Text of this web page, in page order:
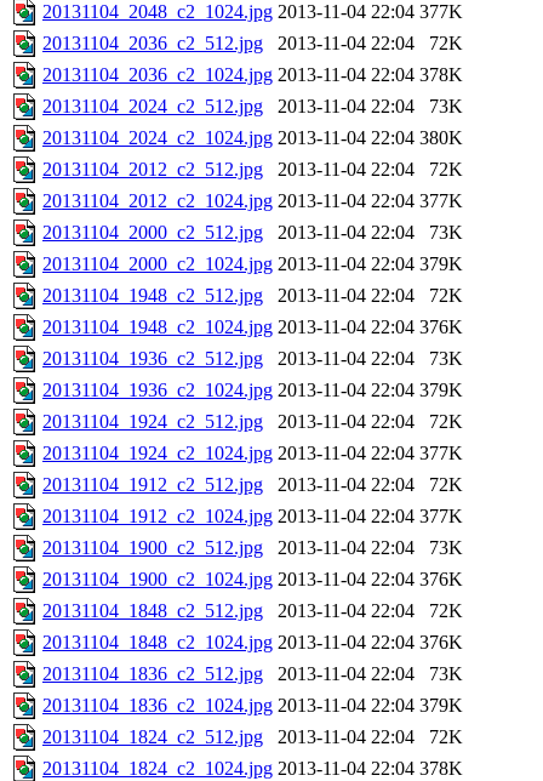
20131104_2048_c2_1024.jpg 2013-11-04 22:04 377K
20131104_2036_c2_512.jpg
2013-11-04 22:04
72K
20131104_2036_c2_1024.jpg 2013-11-04 22:04 378K
20131104_2024_c2_512.jpg
2013-11-04 22:04
73K
20131104_2024_c2_1024.jpg 2013-11-04 22:04 380K
20131104_2012_c2_512.jpg
2013-11-04 22:04
72K
20131104_2012_c2_1024.jpg 2013-11-04 22:04 377K
20131104_2000_c2_512.jpg
2013-11-04 22:04
73K
20131104_2000_c2_1024.jpg 2013-11-04 22:04 379K
20131104_1948_c2_512.jpg
2013-11-04 22:04
72K
20131104_1948_c2_1024.jpg 2013-11-04 22:04 376K
20131104_1936_c2_512.jpg
2013-11-04 22:04
73K
20131104_1936_c2_1024.jpg 2013-11-04 22:04 379K
20131104_1924_c2_512.jpg
2013-11-04 22:04
72K
20131104_1924_c2_1024.jpg 2013-11-04 22:04 377K
20131104_1912_c2_512.jpg
2013-11-04 22:04
72K
20131104_1912_c2_1024.jpg 2013-11-04 22:04 377K
20131104_1900_c2_512.jpg
2013-11-04 22:04
73K
20131104_1900_c2_1024.jpg 2013-11-04 22:04 376K
20131104_1848_c2_512.jpg
2013-11-04 22:04
72K
20131104_1848_c2_1024.jpg 2013-11-04 22:04 376K
20131104_1836_c2_512.jpg
2013-11-04 22:04
73K
20131104_1836_c2_1024.jpg 2013-11-04 22:04 379K
20131104_1824_c2_512.jpg
2013-11-04 22:04
72K
20131104_1824_c2_1024.jpg 2013-11-04 22:04 378K